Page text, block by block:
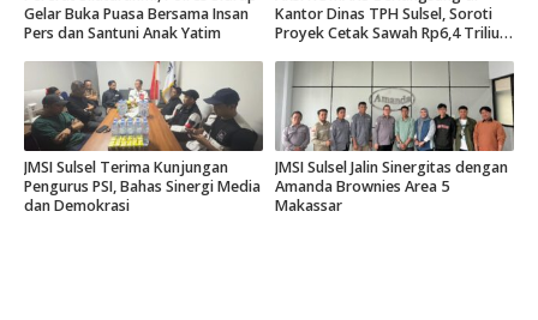
Gelar Buka Puasa Bersama Insan
Pers dan Santuni Anak Yatim
Kantor Dinas TPH Sulsel, Soroti
Proyek Cetak Sawah Rp6,4 Triliun
JMSI Sulsel Terima Kunjungan
Pengurus PSI, Bahas Sinergi Media
dan Demokrasi
JMSI Sulsel Jalin Sinergitas dengan
Amanda Brownies Area 5
Makassar